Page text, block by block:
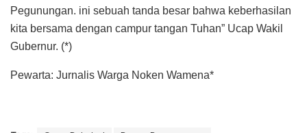
Pegunungan. ini sebuah tanda besar bahwa keberhasilan
kita bersama dengan campur tangan Tuhan” Ucap Wakil
Gubernur. (*)
Pewarta: Jurnalis Warga Noken Wamena*